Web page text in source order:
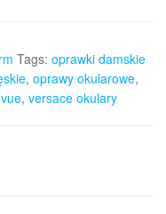
Tags: oprawki damskie
, oprawy okularowe,
, versace okulary